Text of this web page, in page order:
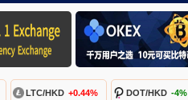
LTC/HKD +0.44% DOT/HKD -4%